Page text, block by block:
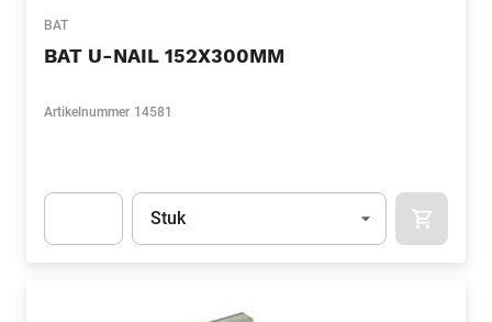
BAT
BAT U-NAIL 152X300MM
Artikelnummer 14581
Eenheid
Stuk